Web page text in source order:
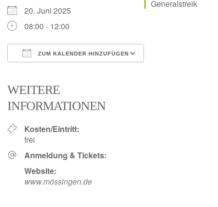
20. Juni 2025
08:00 - 12:00
ZUM KALENDER HINZUFÜGEN
WEITERE
INFORMATIONEN
Kosten/Eintritt:
frei
Anmeldung & Tickets:
Website:
www.mössingen.de